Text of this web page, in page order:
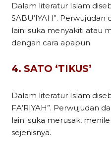
Dalam literatur Islam
SABU’IYAH”. Perwujudan
lain: suka menyakiti atau
dengan cara apapun.
4. SATO ‘TIKUS’
Dalam literatur Islam
FA’RIYAH”. Perwujudan
lain: suka merusak,
sejenisnya.